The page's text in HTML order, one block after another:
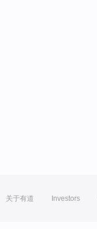
关于有道 Investors